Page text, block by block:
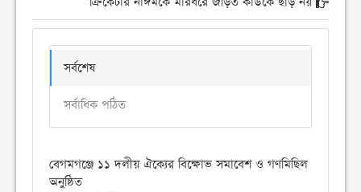
সর্বশেষ
সর্বাধিক পঠিত
বেগমগঞ্জে ১১ দলীয় ঐক্যের বিক্ষোভ সমাবেশ ও গণমিছিল
অনুষ্ঠিত